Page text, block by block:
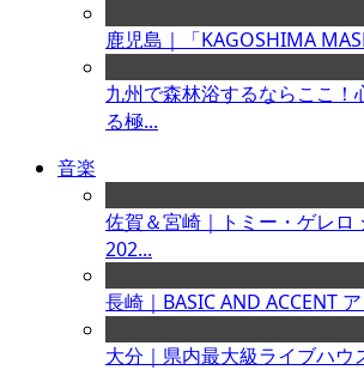
鹿児島｜「KAGOSHIMA
九州で森林浴するならここ！
る極...
音楽
佐賀＆宮崎｜トミー・ゲレロ
202...
長崎｜BASIC AND ACCENT
大分｜県内最大級ライブハウ